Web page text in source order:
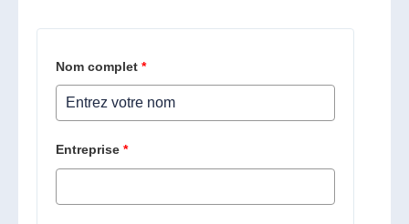
Nom complet *
Entreprise *